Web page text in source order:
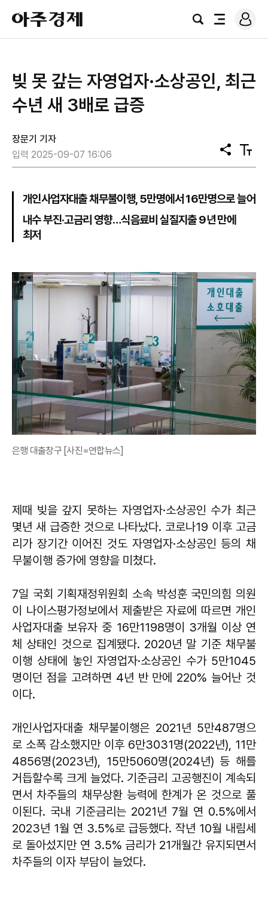
아
주
경
검
전
로
그
빚 못 갚는 자영업자·소상공인, 최근
수년 새 3배로 급증
장문기 기자
입력 2025-09-07 16:06
공
유
텍
스
기
개인사업자대출 채무불이행, 5만명에서 16만명으로 늘어
내수 부진·고금리 영향…식음료비 실질지출 9년 만에
최저
은행 대출창구 [사진=연합뉴스]
제때 빚을 갚지 못하는 자영업자·소상공인 수가 최근
몇년 새 급증한 것으로 나타났다. 코로나19 이후 고금
리가 장기간 이어진 것도 자영업자·소상공인 등의 채
무불이행 증가에 영향을 미쳤다.
7일 국회 기획재정위원회 소속 박성훈 국민의힘 의원
이 나이스평가정보에서 제출받은 자료에 따르면 개인
사업자대출 보유자 중 16만1198명이 3개월 이상 연
체 상태인 것으로 집계됐다. 2020년 말 기준 채무불
이행 상태에 놓인 자영업자·소상공인 수가 5만1045
명이던 점을 고려하면 4년 반 만에 220% 늘어난 것
이다.
개인사업자대출 채무불이행은 2021년 5만487명으
로 소폭 감소했지만 이후 6만3031명(2022년), 11만
4856명(2023년), 15만5060명(2024년) 등 해를
거듭할수록 크게 늘었다. 기준금리 고공행진이 계속되
면서 차주들의 채무상환 능력에 한계가 온 것으로 풀
이된다. 국내 기준금리는 2021년 7월 연 0.5%에서
2023년 1월 연 3.5%로 급등했다. 작년 10월 내림세
로 돌아섰지만 연 3.5% 금리가 21개월간 유지되면서
차주들의 이자 부담이 늘었다.